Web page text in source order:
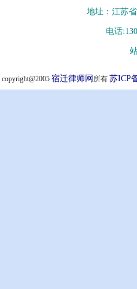
地址：江苏
电话
copyright@2005 宿迁律师网 所有 苏ICP